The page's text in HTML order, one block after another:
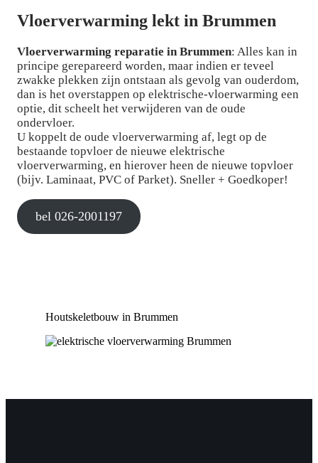
Vloerverwarming lekt in Brummen
Vloerverwarming reparatie in Brummen: Alles kan in
principe gerepareerd worden, maar indien er teveel
zwakke plekken zijn ontstaan als gevolg van ouderdom,
dan is het overstappen op elektrische-vloerwarming een
optie, dit scheelt het verwijderen van de oude
ondervloer.
U koppelt de oude vloerverwarming af, legt op de
bestaande topvloer de nieuwe elektrische
vloerverwarming, en hierover heen de nieuwe topvloer
(bijv. Laminaat, PVC of Parket). Sneller + Goedkoper!
bel 026-2001197
Houtskeletbouw in Brummen